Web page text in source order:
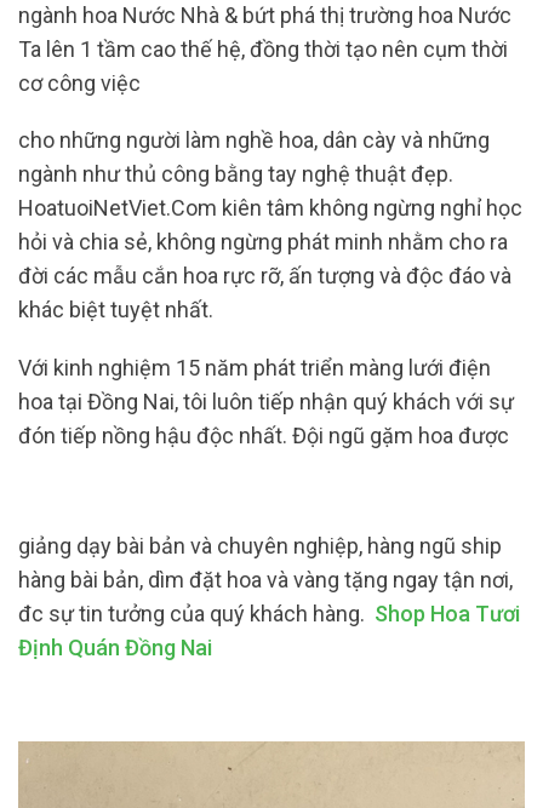
ngành hoa Nước Nhà & bứt phá thị trường hoa Nước
Ta lên 1 tầm cao thế hệ, đồng thời tạo nên cụm thời
cơ công việc
cho những người làm nghề hoa, dân cày và những
ngành như thủ công bằng tay nghệ thuật đẹp.
HoatuoiNetViet.Com kiên tâm không ngừng nghỉ học
hỏi và chia sẻ, không ngừng phát minh nhằm cho ra
đời các mẫu cắn hoa rực rỡ, ấn tượng và độc đáo và
khác biệt tuyệt nhất.
Với kinh nghiệm 15 năm phát triển màng lưới điện
hoa tại Đồng Nai, tôi luôn tiếp nhận quý khách với sự
đón tiếp nồng hậu độc nhất. Đội ngũ gặm hoa được
giảng dạy bài bản và chuyên nghiệp, hàng ngũ ship
hàng bài bản, dìm đặt hoa và vàng tặng ngay tận nơi,
đc sự tin tưởng của quý khách hàng. Shop Hoa Tươi
Định Quán Đồng Nai